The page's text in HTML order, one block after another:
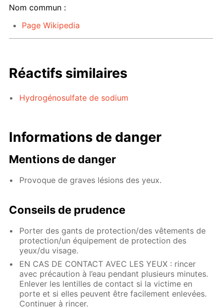
Nom commun :
Page Wikipedia
Réactifs similaires
Hydrogénosulfate de sodium
Informations de danger
Mentions de danger
Provoque de graves lésions des yeux.
Conseils de prudence
Porter des gants de protection/des vêtements de
protection/un équipement de protection des
yeux/du visage.
EN CAS DE CONTACT AVEC LES YEUX : rincer
avec précaution à l’eau pendant plusieurs minutes.
Enlever les lentilles de contact si la victime en
porte et si elles peuvent être facilement enlevées.
Continuer à rincer.